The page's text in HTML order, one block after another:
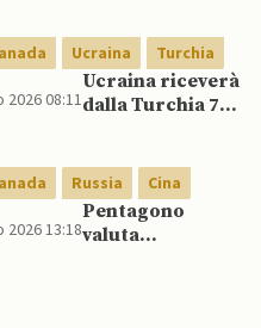
insediamento,
presidente
ucraino Zelensky
Ucraina Turchia
08:11
Ucraina riceverà
dalla Turchia 70
concordano
consegne
mensili di
Patriot
Russia Cina
13:18
Pentagono
valuta